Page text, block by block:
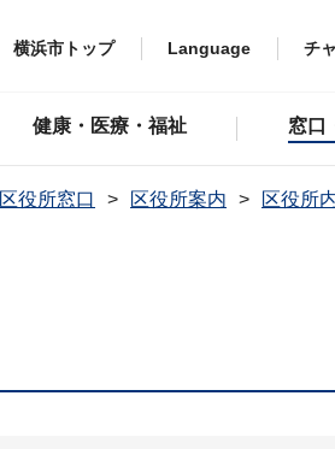
横浜市トップ Language チ
健康・医療・福祉 窓口
区役所窓口 区役所案内 区役所